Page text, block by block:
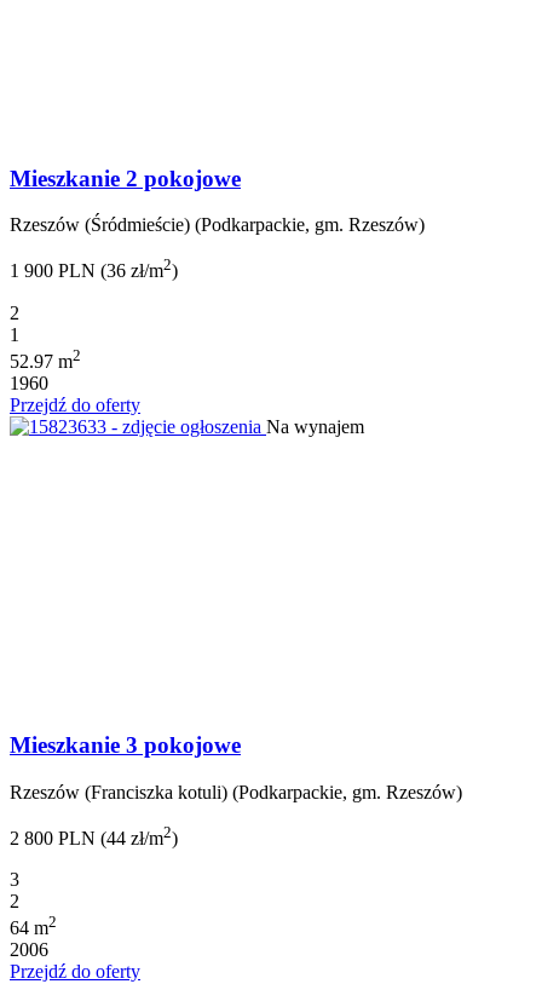
Mieszkanie 2 pokojowe
Rzeszów (Śródmieście) (Podkarpackie, gm. Rzeszów)
1 900 PLN (36 zł/m2)
2
1
52.97 m2
1960
Przejdź do oferty
Na wynajem
Mieszkanie 3 pokojowe
Rzeszów (Franciszka kotuli) (Podkarpackie, gm. Rzeszów)
2 800 PLN (44 zł/m2)
3
2
64 m2
2006
Przejdź do oferty